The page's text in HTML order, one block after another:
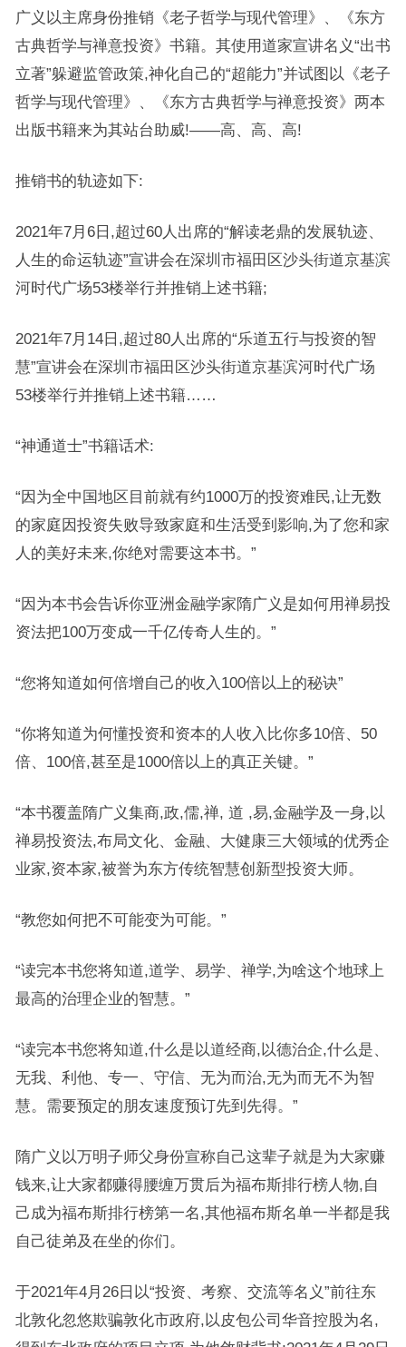
广义以主席身份推销《老子哲学与现代管理》、《东方
古典哲学与禅意投资》书籍。其使用道家宣讲名义“出书
立著”躲避监管政策,神化自己的“超能力”并试图以《老子
哲学与现代管理》、《东方古典哲学与禅意投资》两本
出版书籍来为其站台助威!——高、高、高!
推销书的轨迹如下:
2021年7月6日,超过60人出席的“解读老鼎的发展轨迹、
人生的命运轨迹”宣讲会在深圳市福田区沙头街道京基滨
河时代广场53楼举行并推销上述书籍;
2021年7月14日,超过80人出席的“乐道五行与投资的智
慧”宣讲会在深圳市福田区沙头街道京基滨河时代广场
53楼举行并推销上述书籍……
“神通道士”书籍话术:
“因为全中国地区目前就有约1000万的投资难民,让无数
的家庭因投资失败导致家庭和生活受到影响,为了您和家
人的美好未来,你绝对需要这本书。”
“因为本书会告诉你亚洲金融学家隋广义是如何用禅易投
资法把100万变成一千亿传奇人生的。”
“您将知道如何倍增自己的收入100倍以上的秘诀”
“你将知道为何懂投资和资本的人收入比你多10倍、50
倍、100倍,甚至是1000倍以上的真正关键。”
“本书覆盖隋广义集商,政,儒,禅, 道 ,易,金融学及一身,以
禅易投资法,布局文化、金融、大健康三大领域的优秀企
业家,资本家,被誉为东方传统智慧创新型投资大师。
“教您如何把不可能变为可能。”
“读完本书您将知道,道学、易学、禅学,为啥这个地球上
最高的治理企业的智慧。”
“读完本书您将知道,什么是以道经商,以德治企,什么是、
无我、利他、专一、守信、无为而治,无为而无不为智
慧。需要预定的朋友速度预订先到先得。”
隋广义以万明子师父身份宣称自己这辈子就是为大家赚
钱来,让大家都赚得腰缠万贯后为福布斯排行榜人物,自
己成为福布斯排行榜第一名,其他福布斯名单一半都是我
自己徒弟及在坐的你们。
于2021年4月26日以“投资、考察、交流等名义”前往东
北敦化忽悠欺骗敦化市政府,以皮包公司华音控股为名,